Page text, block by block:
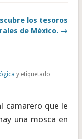
los tesoros
de México. →
y etiquetado
camarero que le
una mosca en